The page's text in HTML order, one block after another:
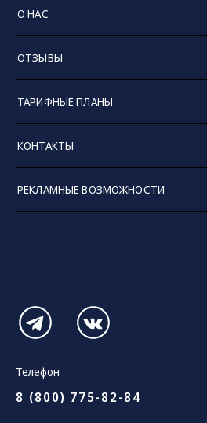
О НАС
ОТЗЫВЫ
ТАРИФНЫЕ ПЛАНЫ
КОНТАКТЫ
РЕКЛАМНЫЕ ВОЗМОЖНОСТИ
Телефон
8 (800) 775-82-84